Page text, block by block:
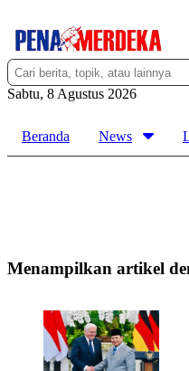
Sabtu, 8 Agustus 2026
Beranda News
Menampilkan artikel